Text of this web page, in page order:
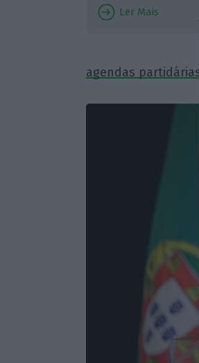
Ler Mais
agendas